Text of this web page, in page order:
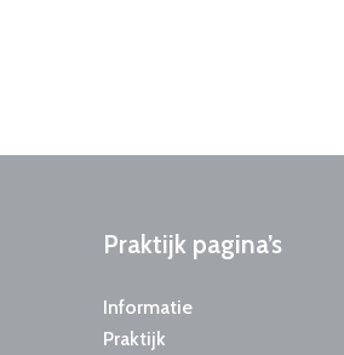
Praktijk pagina’s
Informatie
Praktijk